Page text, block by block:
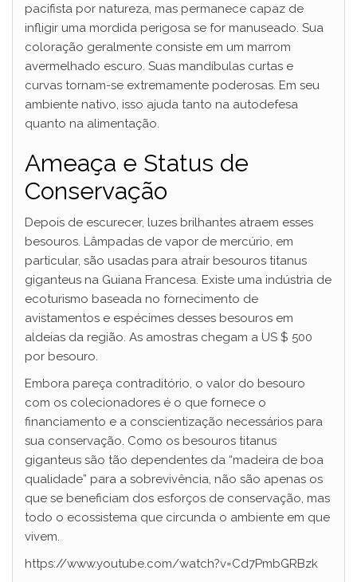
pacifista por natureza, mas permanece capaz de
infligir uma mordida perigosa se for manuseado. Sua
coloração geralmente consiste em um marrom
avermelhado escuro. Suas mandíbulas curtas e
curvas tornam-se extremamente poderosas. Em seu
ambiente nativo, isso ajuda tanto na autodefesa
quanto na alimentação.
Ameaça e Status de
Conservação
Depois de escurecer, luzes brilhantes atraem esses
besouros. Lâmpadas de vapor de mercúrio, em
particular, são usadas para atrair besouros titanus
giganteus na Guiana Francesa. Existe uma indústria de
ecoturismo baseada no fornecimento de
avistamentos e espécimes desses besouros em
aldeias da região. As amostras chegam a US $ 500
por besouro.
Embora pareça contraditório, o valor do besouro
com os colecionadores é o que fornece o
financiamento e a conscientização necessários para
sua conservação. Como os besouros titanus
giganteus são tão dependentes da “madeira de boa
qualidade” para a sobrevivência, não são apenas os
que se beneficiam dos esforços de conservação, mas
todo o ecossistema que circunda o ambiente em que
vivem.
https://www.youtube.com/watch?v=Cd7PmbGRBzk